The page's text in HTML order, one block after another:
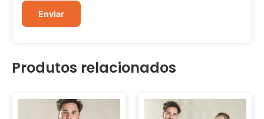
Produtos relacionados